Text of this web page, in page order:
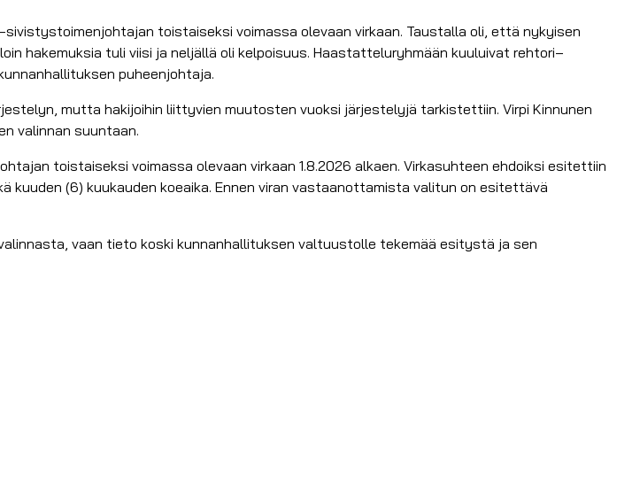
toistaiseksi voimassa olevaan virkaan. Taustalla oli, että nykyisen
hakemuksia tuli viisi ja neljällä oli kelpoisuus. Haastatteluryhmään kuuluivat rehtori–
puheenjohtaja.
mutta hakijoihin liittyvien muutosten vuoksi järjestelyjä tarkistettiin. Virpi Kinnunen
valinnan suuntaan.
toistaiseksi voimassa olevaan virkaan 1.8.2026 alkaen. Virkasuhteen ehdoiksi esitettiin
kuuden (6) kuukauden koeaika. Ennen viran vastaanottamista valitun on esitettävä
vaan tieto koski kunnanhallituksen valtuustolle tekemää esitystä ja sen